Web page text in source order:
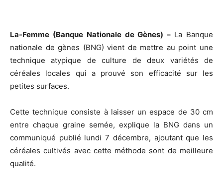
La-Femme (Banque Nationale de Gènes) – La Banque
nationale de gènes (BNG) vient de mettre au point une
technique atypique de culture de deux variétés de
céréales locales qui a prouvé son efficacité sur les
petites surfaces.
Cette technique consiste à laisser un espace de 30 cm
entre chaque graine semée, explique la BNG dans un
communiqué publié lundi 7 décembre, ajoutant que les
céréales cultivés avec cette méthode sont de meilleure
qualité.